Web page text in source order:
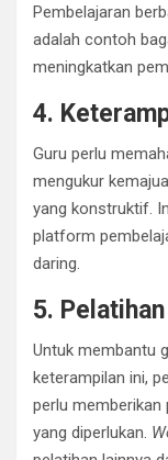
Pembelajaran
adalah contoh
meningkatkan
4.
Guru perlu
mengukur
yang konstruktif.
platform
daring.
5.
Untuk membantu
keterampilan ini,
perlu memberikan
yang diperlukan.